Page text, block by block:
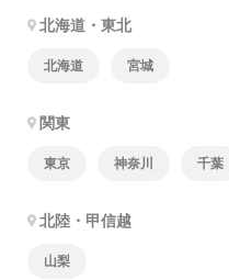
北海道・東北
北海道 宮城
関東
東京 神奈川 千葉
北陸・甲信越
山梨